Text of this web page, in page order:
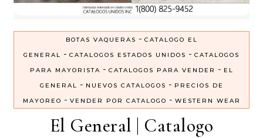
BOTAS VAQUERAS - CATALOGO EL
GENERAL - CATALOGOS ESTADOS UNIDOS - CATALOGOS
PARA MAYORISTA - CATALOGOS PARA VENDER - EL
GENERAL - NUEVOS CATALOGOS - PRECIOS DE
MAYOREO - VENDER POR CATALOGO - WESTERN WEAR
El General | Catalogo